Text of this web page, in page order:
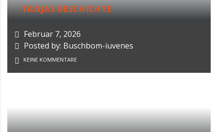
TANJAS GESCHICHTE
Februar 7, 2026
Posted by: Buschbom-iuvenes
KEINE KOMMENTARE